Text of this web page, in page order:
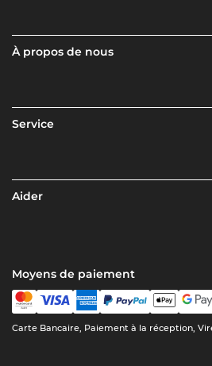
À propos de nous
Service
Aider
Moyens de paiement
Carte Bancaire, Paiement à la réception,